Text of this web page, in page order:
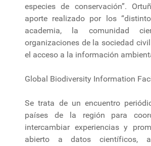
especies de conservación”.
aporte realizado por los
academia, la comunidad
organizaciones de la sociedad
el acceso a la información
Global Biodiversity Information
Se trata de un encuentro
países de la región para
intercambiar experiencias y
abierto a datos científicos,